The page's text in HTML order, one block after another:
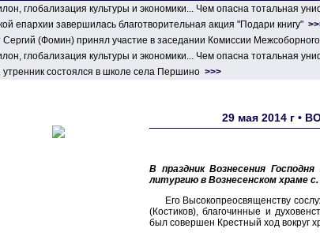
глобализация культуры и экономики... Чем опасна тотальная
епархии завершилась благотворительная акция "Подари книгу"
(Фомин) принял участие в заседании Комиссии
глобализация культуры и экономики... Чем опасна тотальная
утренник состоялся в школе села Першино >>>
29 мая 2014 г •
В праздник Вознесения
литургию в Вознесенском храме
Его Высокопреосвященству
(Костиков), благочинные и
был совершен Крестный ход вокруг